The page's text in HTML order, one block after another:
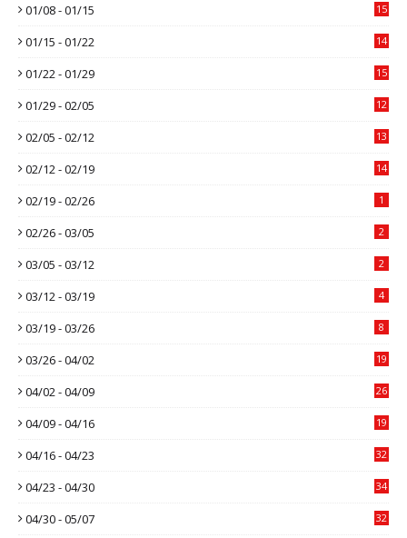
01/08 - 01/15 15
01/15 - 01/22 14
01/22 - 01/29 15
01/29 - 02/05 12
02/05 - 02/12 13
02/12 - 02/19 14
02/19 - 02/26 1
02/26 - 03/05 2
03/05 - 03/12 2
03/12 - 03/19 4
03/19 - 03/26 8
03/26 - 04/02 19
04/02 - 04/09 26
04/09 - 04/16 19
04/16 - 04/23 32
04/23 - 04/30 34
04/30 - 05/07 32